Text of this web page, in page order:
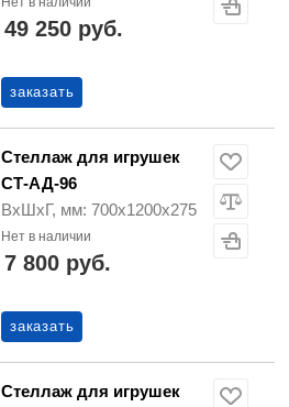
49 250 руб.
заказать
Стеллаж для игрушек
СТ-АД-96
ВхШхГ, мм: 700х1200х275
Нет в наличии
7 800 руб.
заказать
Стеллаж для игрушек